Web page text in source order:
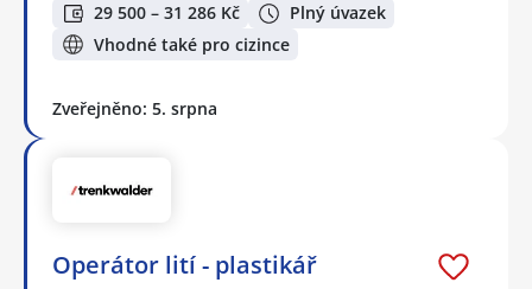
29 500 – 31 286 Kč
Plný úvazek
Vhodné také pro cizince
Zveřejněno: 5. srpna
Operátor lití - plastikář